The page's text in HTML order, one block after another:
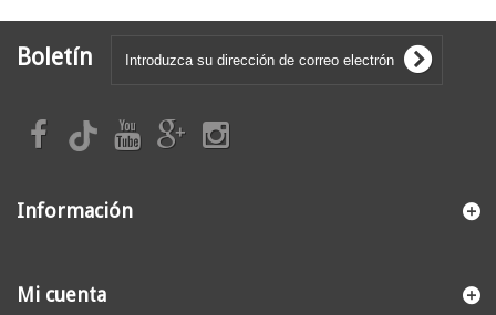
Boletín
Información
Mi cuenta